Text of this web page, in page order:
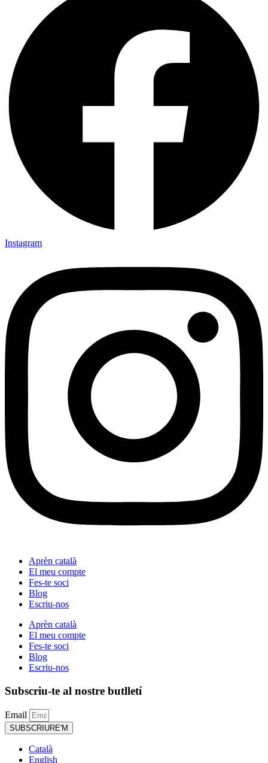
Instagram
Aprèn català
El meu compte
Fes-te soci
Blog
Escriu-nos
Aprèn català
El meu compte
Fes-te soci
Blog
Escriu-nos
Subscriu-te al nostre butlletí
Email
SUBSCRIURE'M
Català
English